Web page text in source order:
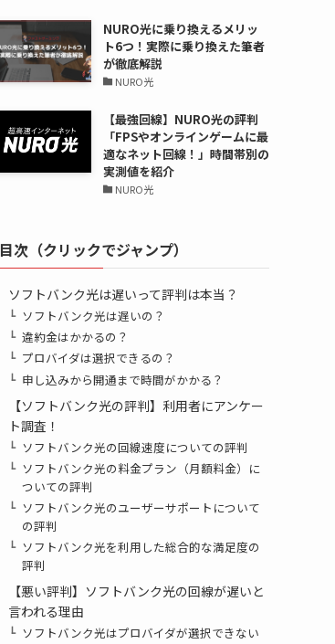
NURO光に乗り換えるメリッ
ト6つ！実際に乗り換えた筆者
が徹底解説
NURO光
【最強回線】NURO光の評判
「FPSやオンラインゲームに最
適なネット回線！」時間帯別の
実測値を紹介
NURO光
目次（クリックでジャンプ）
ソフトバンク光は遅いって評判は本当？
ソフトバンク光は遅いの？
違約金はかかるの？
プロバイダは選択できるの？
申し込みから開通まで時間がかかる？
【ソフトバンク光の評判】利用者にアンケー
ト調査！
ソフトバンク光の回線速度についての評判
ソフトバンク光の料金プラン（月額料金）に
ついての評判
ソフトバンク光のユーザーサポートについて
の評判
ソフトバンク光を利用した総合的な満足度の
評判
【悪い評判】ソフトバンク光の回線が遅いと
言われる理由
ソフトバンク光はプロバイダが選択できない